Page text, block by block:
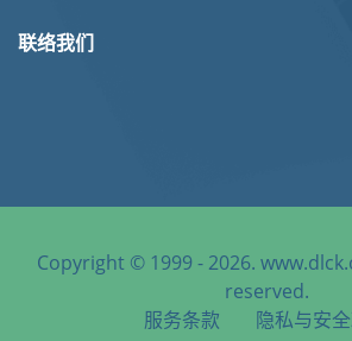
联络我们
Copyright © 1999 - 2026.
reserved.
服务条款
隐私与安